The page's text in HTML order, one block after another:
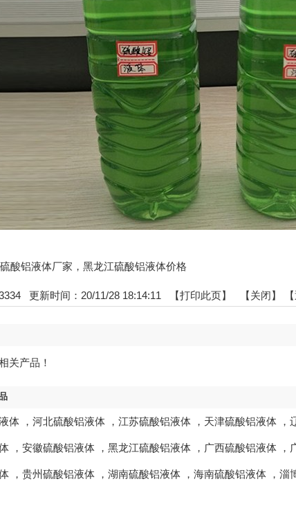
酸铝液体厂家，黑龙江硫酸铝液体价格
更新时间：20/11/28 18:14:11 【打印此页】 【关闭】
关产品！
体 ， 河北硫酸铝液体 ， 江苏硫酸铝液体 ， 天津硫酸铝液体 ，
， 安徽硫酸铝液体 ， 黑龙江硫酸铝液体 ， 广西硫酸铝液体 ，
， 贵州硫酸铝液体 ， 湖南硫酸铝液体 ， 海南硫酸铝液体 ， 淄